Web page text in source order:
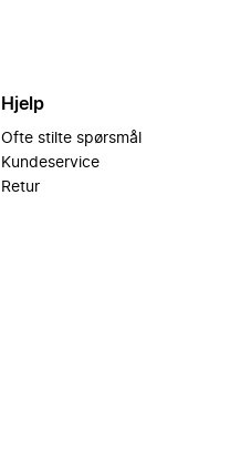
Hjelp
Ofte stilte spørsmål
Kundeservice
Retur